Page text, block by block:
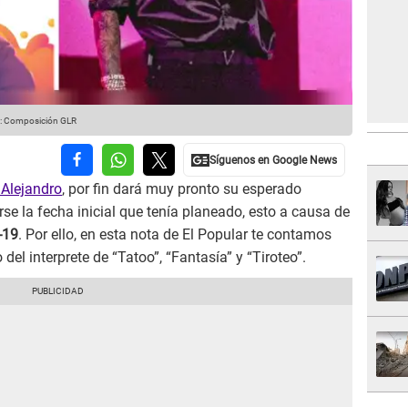
Composición GLR
, por fin dará muy pronto su esperado
la fecha inicial que tenía planeado, esto a causa de
. Por ello, en esta nota de El Popular te contamos
interprete de “Tatoo”, “Fantasía” y “Tiroteo”.